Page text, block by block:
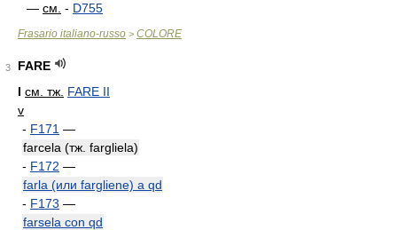
— см. - D755
Frasario italiano-russo > COLORE
3
FARE
I см. тж. FARE II
v
- F171 —
farcela (тж. fargliela)
- F172 —
farla (или fargliene) a qd
- F173 —
farsela con qd